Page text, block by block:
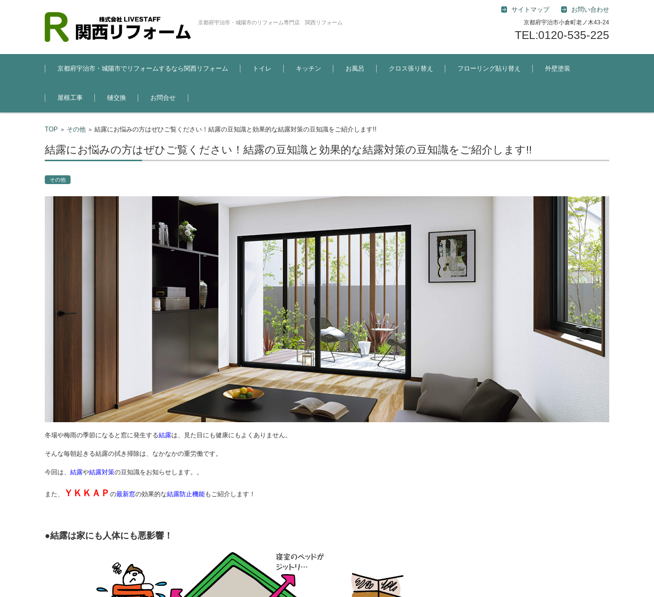
京都府宇治市・城陽市のリフォーム専門店 関西リフォーム
サイトマップ お問い合わせ
京都府宇治市小倉町老ノ木43-24
TEL:0120-535-225
コンテンツに移動
京都府宇治市・城陽市でリフォームするなら関西リフォーム
トイレ キッチン お風呂 クロス張り替え フローリング貼り替え 外壁塗装
屋根工事 樋交換 お問合せ
TOP > その他 > 結露にお悩みの方はぜひご覧ください！結露の豆知識と効果的な結露対策の豆知識をご紹介します!!
結露にお悩みの方はぜひご覧ください！結露の豆知識と効果的な結露対策の豆知識をご紹介します!!
その他
冬場や梅雨の季節になると窓に発生する結露は、見た目にも健康にもよくありません。
そんな毎朝起きる結露の拭き掃除は、なかなかの重労働です。
今回は、 結露や結露対策の豆知識をお知らせします。。
また、 ＹＫＫＡＰ の最新窓の効果的な結露防止機能もご紹介します！
●結露は家にも人体にも悪影響！